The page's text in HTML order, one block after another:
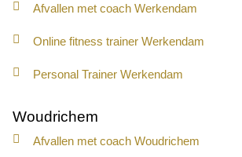
Afvallen met coach Werkendam
Online fitness trainer Werkendam
Personal Trainer Werkendam
Woudrichem
Afvallen met coach Woudrichem